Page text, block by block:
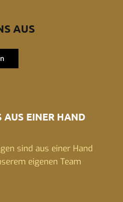
AUS
AUS EINER HAND
sind aus einer Hand
eigenen Team